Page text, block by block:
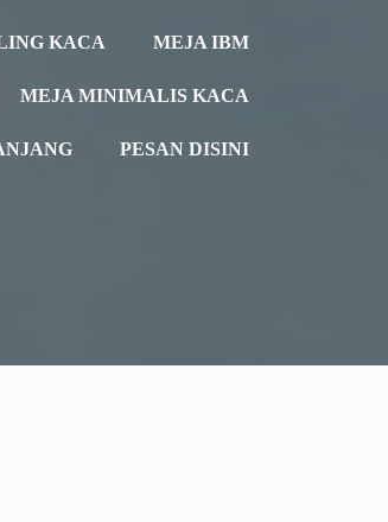
KACA MEJA IBM
MEJA MINIMALIS KACA
PESAN DISINI